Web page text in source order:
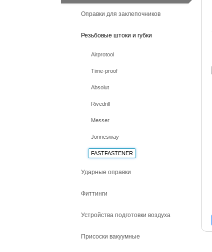
Оправки для заклепочников
Резьбовые штоки и губки
Airprotool
Time-proof
Absolut
Rivedrill
Messer
Jonnesway
FASTFASTENER
Ударные оправки
Фиттинги
Устройства подготовки воздуха
Присоски вакуумные